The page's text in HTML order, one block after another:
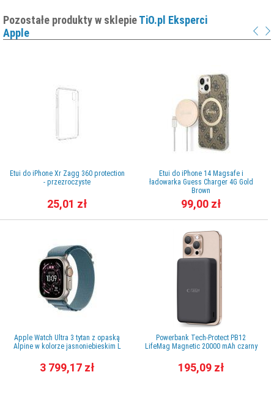
Pozostałe produkty w sklepieTiO.pl Eksperci
Apple
Etui do iPhone Xr Zagg 360 protection
- przezroczyste
25,01 zł
Apple Watch Ultra 3 tytan z opaską
Alpine w kolorze jasnoniebieskim L
3 799,17 zł
Etui do iPhone 14 Magsafe i
ładowarka Guess Charger 4G Gold
Brown
99,00 zł
Powerbank Tech-Protect PB12
LifeMag Magnetic 20000 mAh czarny
195,09 zł